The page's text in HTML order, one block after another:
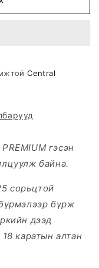
Central
гэсэн
байна.
сорьцтой
бүрж
дээд
каратын алтан